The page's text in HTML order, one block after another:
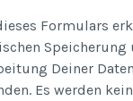
Formulars
Speicherung
Deiner
Es werden